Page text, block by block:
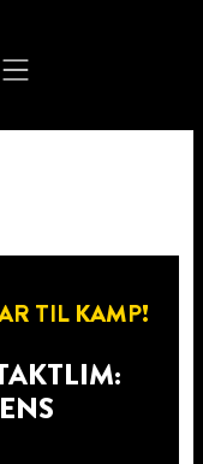
TIL KAMP!